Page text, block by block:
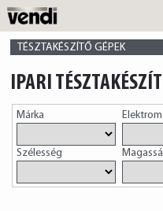
VENDI
HUNGÁRIA
TÉSZTAKÉSZÍTŐ GÉPEK
IPARI
Márka
Szélesség